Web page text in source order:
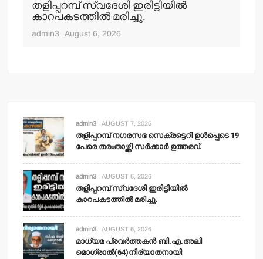
മാധ്യമ പ്രവര്‍ത്തകന്‍ ബി.എ.അലി
മൊഗ്രാല്‍(64)നിര്യാതനായി
admin3 August 6, 2026
admin3 AUGUST 7, 2026
തളിപ്പറമ്പ് നഗരസഭ സെക്രട്ടെറി ഉള്‍പ്പെടെ 19
പേരെ തരംതാഴ്ത്തി സര്‍ക്കാര്‍ ഉത്തരവ്.
admin3 AUGUST 6, 2026
തളിപ്പറമ്പ് സ്വദേശി ഇരിട്ടിയില്‍
കാറപകടത്തില്‍ മരിച്ചു.
admin3 AUGUST 6, 2026
മാധ്യമ പ്രവര്‍ത്തകന്‍ ബി.എ.അലി
മൊഗ്രാല്‍(64)നിര്യാതനായി